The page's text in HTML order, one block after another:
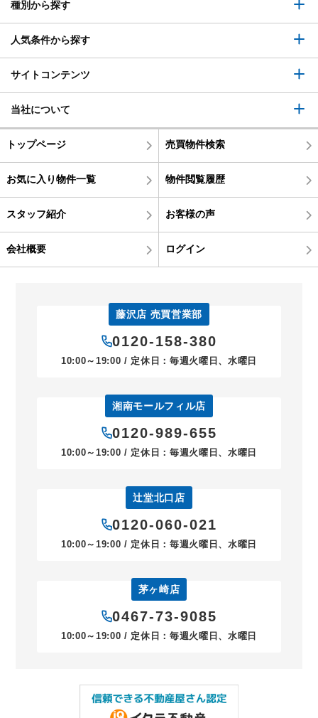
種別から探す
人気条件から探す
サイトコンテンツ
当社について
トップページ 売買物件検索
お気に入り物件一覧 物件閲覧履歴
スタッフ紹介 お客様の声
会社概要 ログイン
藤沢店 売買営業部
0120-158-380
10:00～19:00 / 定休日：毎週火曜日、水曜日
湘南モールフィル店
0120-989-655
10:00～19:00 / 定休日：毎週火曜日、水曜日
辻堂北口店
0120-060-021
10:00～19:00 / 定休日：毎週火曜日、水曜日
茅ヶ崎店
0467-73-9085
10:00～19:00 / 定休日：毎週火曜日、水曜日